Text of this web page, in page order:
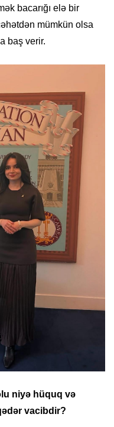
bacarığı elə bir
mümkün olsa
baş verir.
niyə hüquq və
vacibdir?